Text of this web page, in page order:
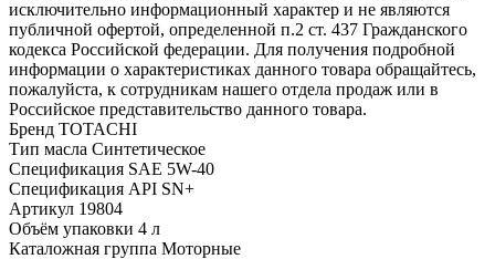
исключительно информационный характер и не являются
публичной офертой, определенной п.2 ст. 437 Гражданского
кодекса Российской федерации. Для получения подробной
информации о характеристиках данного товара обращайтесь,
пожалуйста, к сотрудникам нашего отдела продаж или в
Российское представительство данного товара.
Бренд TOTACHI
Тип масла Синтетическое
Спецификация SAE 5W-40
Спецификация API SN+
Артикул 19804
Объём упаковки 4 л
Каталожная группа Моторные